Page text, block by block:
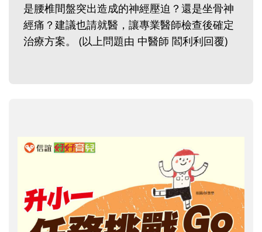
是腰椎間盤突出造成的神經壓迫？還是坐骨神
經痛？建議也請就醫，讓專業醫師檢查後確定
治療方案。 (以上問題由 中醫師 閻利利回覆)